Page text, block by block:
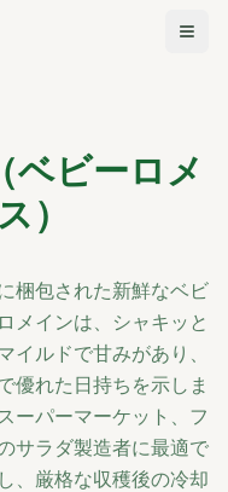
ナビ
ベビーロメ
）
梱包された新鮮なベビ
メインは、シャキッと
イルドで甘みがあり、
優れた日持ちを示しま
ーパーマーケット、フ
サラダ製造者に最適で
、厳格な収穫後の冷却